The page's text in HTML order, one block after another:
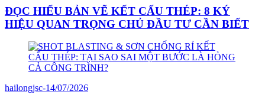
ĐỌC HIỂU BẢN VẼ KẾT CẤU THÉP: 8 KÝ
HIỆU QUAN TRỌNG CHỦ ĐẦU TƯ CẦN BIẾT
hailongjsc-14/07/2026